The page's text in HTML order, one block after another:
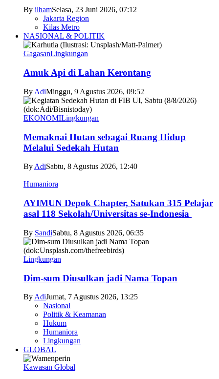
By ilhamSelasa, 23 Juni 2026, 07:12
Jakarta Region
Kilas Metro
NASIONAL & POLITIK
GagasanLingkungan
Amuk Api di Lahan Kerontang
By AdiMinggu, 9 Agustus 2026, 09:52
EKONOMILingkungan
Memaknai Hutan sebagai Ruang Hidup
Melalui Sedekah Hutan
By AdiSabtu, 8 Agustus 2026, 12:40
Humaniora
AYIMUN Depok Chapter, Satukan 315 Pelajar
asal 118 Sekolah/Universitas se-Indonesia
By SandiSabtu, 8 Agustus 2026, 06:35
Lingkungan
Dim-sum Diusulkan jadi Nama Topan
By AdiJumat, 7 Agustus 2026, 13:25
Nasional
Politik & Keamanan
Hukum
Humaniora
Lingkungan
GLOBAL
Kawasan Global